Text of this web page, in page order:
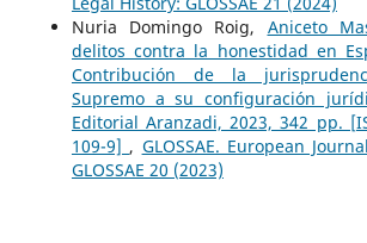
Nuria Domingo Roig, Aniceto
delitos contra la honestidad en
Contribución de la
Supremo a su configuración
Editorial Aranzadi, 2023, 342 pp.
109-9] , GLOSSAE. European
GLOSSAE 20 (2023)